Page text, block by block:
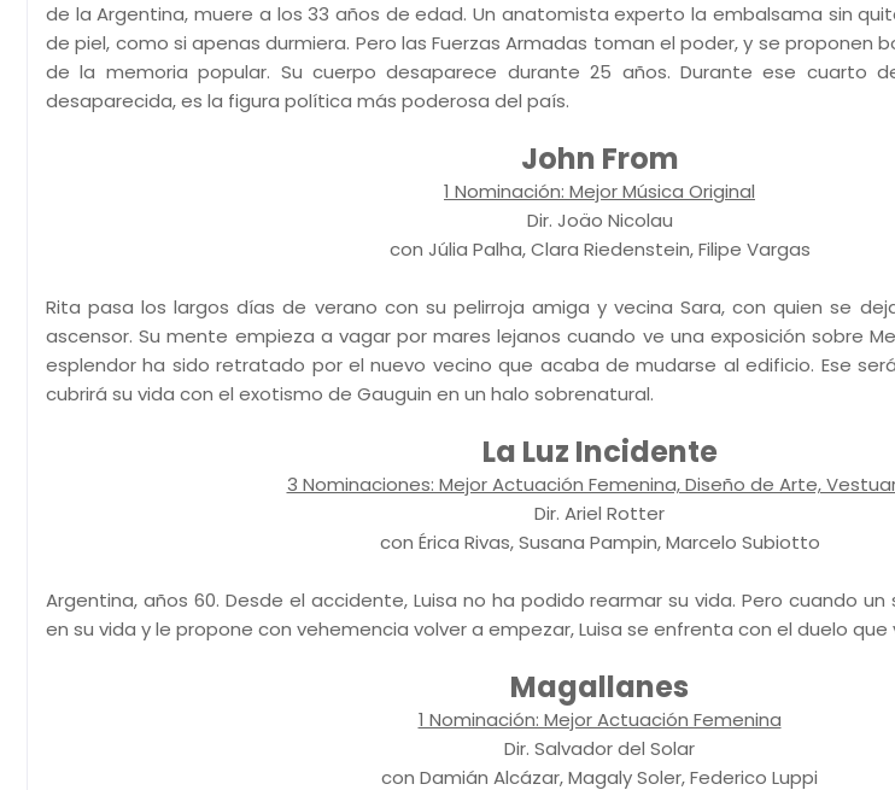
de la Argentina, muere a los 33 años de edad. Un anatomista experto la embalsama sin
de piel, como si apenas durmiera. Pero las Fuerzas Armadas toman el poder, y se proponen
de la memoria popular. Su cuerpo desaparece durante 25 años. Durante ese cuarto
desaparecida, es la figura política más poderosa del país.
John From
1 Nominación: Mejor Música Original
Dir. Joäo Nicolau
con Júlia Palha, Clara Riedenstein, Filipe Vargas
Rita pasa los largos días de verano con su pelirroja amiga y vecina Sara, con quien se
ascensor. Su mente empieza a vagar por mares lejanos cuando ve una exposición sobre
esplendor ha sido retratado por el nuevo vecino que acaba de mudarse al edificio. Ese
cubrirá su vida con el exotismo de Gauguin en un halo sobrenatural.
La Luz Incidente
3 Nominaciones: Mejor Actuación Femenina, Diseño de Arte,
Dir. Ariel Rotter
con Érica Rivas, Susana Pampin, Marcelo Subiotto
Argentina, años 60. Desde el accidente, Luisa no ha podido rearmar su vida. Pero cuando
en su vida y le propone con vehemencia volver a empezar, Luisa se enfrenta con el duelo
Magallanes
1 Nominación: Mejor Actuación Femenina
Dir. Salvador del Solar
con Damián Alcázar, Magaly Soler, Federico Luppi